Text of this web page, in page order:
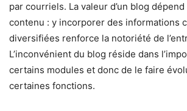
par courriels. La valeur d’un blog
contenu : y incorporer des informations
diversifiées renforce la notoriété de
L’inconvénient du blog réside dans
certains modules et donc de le faire
certaines fonctions.